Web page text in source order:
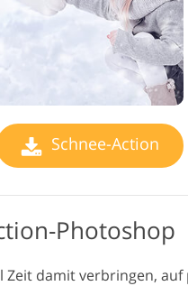
Schnee-Action
Photoshop
Zeit damit verbringen,